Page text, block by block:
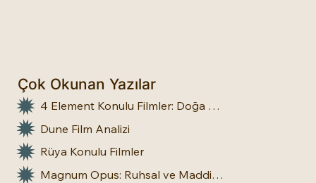
Çok Okunan Yazılar
4 Element Konulu Filmler: Doğa Üstü Güçler
Dune Film Analizi
Rüya Konulu Filmler
Magnum Opus: Ruhsal ve Maddi Dönüşümün Büyük Eseri